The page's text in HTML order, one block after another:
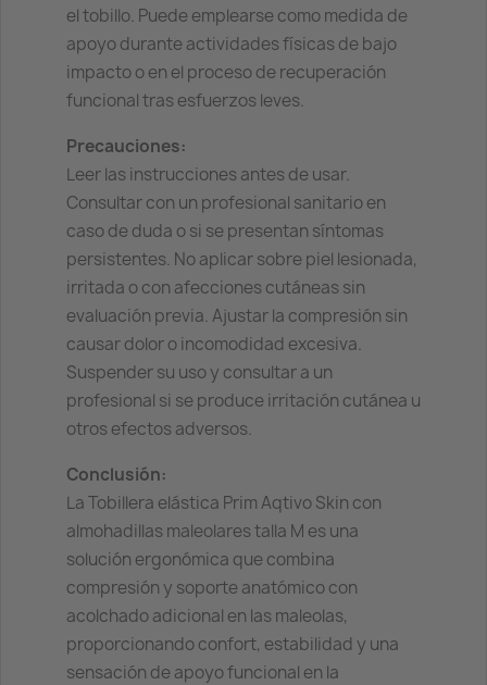
el tobillo. Puede emplearse como medida de
apoyo durante actividades físicas de bajo
impacto o en el proceso de recuperación
funcional tras esfuerzos leves.
Precauciones:
Leer las instrucciones antes de usar.
Consultar con un profesional sanitario en
caso de duda o si se presentan síntomas
persistentes. No aplicar sobre piel lesionada,
irritada o con afecciones cutáneas sin
evaluación previa. Ajustar la compresión sin
causar dolor o incomodidad excesiva.
Suspender su uso y consultar a un
profesional si se produce irritación cutánea u
otros efectos adversos.
Conclusión:
La Tobillera elástica Prim Aqtivo Skin con
almohadillas maleolares talla M es una
solución ergonómica que combina
compresión y soporte anatómico con
acolchado adicional en las maleolas,
proporcionando confort, estabilidad y una
sensación de apoyo funcional en la